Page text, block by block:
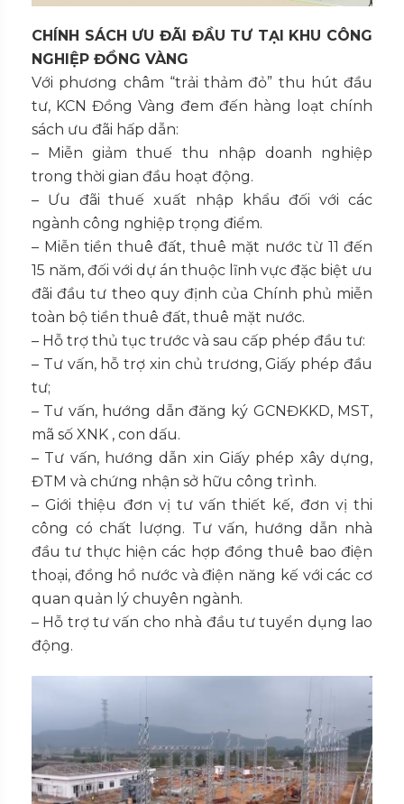
CHÍNH SÁCH ƯU ĐÃI ĐẦU TƯ TẠI KHU CÔNG
NGHIỆP ĐỒNG VÀNG
Với phương châm “trải thảm đỏ” thu hút đầu
tư, KCN Đồng Vàng đem đến hàng loạt chính
sách ưu đãi hấp dẫn:
– Miễn giảm thuế thu nhập doanh nghiệp
trong thời gian đầu hoạt động.
– Ưu đãi thuế xuất nhập khẩu đối với các
ngành công nghiệp trọng điểm.
– Miễn tiền thuê đất, thuê mặt nước từ 11 đến
15 năm, đối với dự án thuộc lĩnh vực đặc biệt ưu
đãi đầu tư theo quy định của Chính phủ miễn
toàn bộ tiền thuê đất, thuê mặt nước.
– Hỗ trợ thủ tục trước và sau cấp phép đầu tư:
– Tư vấn, hỗ trợ xin chủ trương, Giấy phép đầu
tư;
– Tư vấn, hướng dẫn đăng ký GCNĐKKD, MST,
mã số XNK , con dấu.
– Tư vấn, hướng dẫn xin Giấy phép xây dựng,
ĐTM và chứng nhận sở hữu công trình.
– Giới thiệu đơn vị tư vấn thiết kế, đơn vị thi
công có chất lượng. Tư vấn, hướng dẫn nhà
đầu tư thực hiện các hợp đồng thuê bao điện
thoại, đồng hồ nước và điện năng kế với các cơ
quan quản lý chuyên ngành.
– Hỗ trợ tư vấn cho nhà đầu tư tuyển dụng lao
động.